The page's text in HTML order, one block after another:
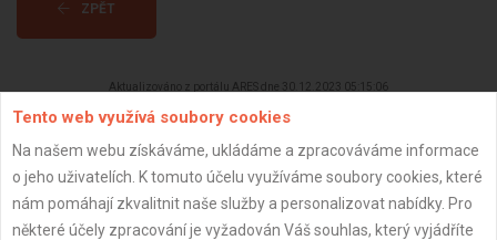
ZPĚT
Aktualizováno z portálu ARES dne 30.12.2023 05:15:06
Důležité informace
Tento web využívá soubory cookies
Na našem webu získáváme, ukládáme a zpracováváme informace
o jeho uživatelích. K tomuto účelu využíváme soubory cookies, které
nám pomáhají zkvalitnit naše služby a personalizovat nabídky. Pro
některé účely zpracování je vyžadován Váš souhlas, který vyjádříte